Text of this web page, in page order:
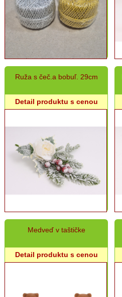
Ruža s čeč.a bobuľ. 29cm
Detail produktu s cenou
Medveď v taštičke
Detail produktu s cenou